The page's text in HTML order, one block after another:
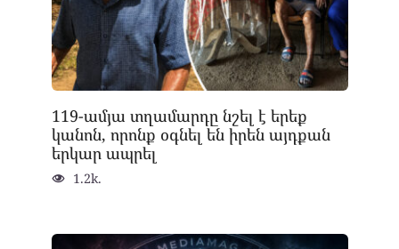
119-ամյա տղամարդը նշել է երեք
կանոն, որոնք օգնել են իրեն այդքան
երկար ապրել
1.2k.